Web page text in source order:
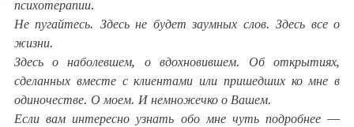
психотерапии.
Не пугайтесь. Здесь не будет заумных слов. Здесь все о
жизни.
Здесь о наболевшем, о вдохновившем. Об открытиях,
сделанных вместе с клиентами или пришедших ко мне в
одиночестве. О моем. И немножечко о Вашем.
Если вам интересно узнать обо мне чуть подробнее —